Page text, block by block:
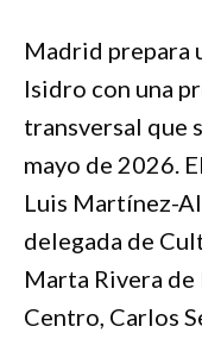
Madrid prepara
Isidro con una
transversal que
mayo de 2026.
Luis Martínez-
delegada de
Marta Rivera de
Centro, Carlos